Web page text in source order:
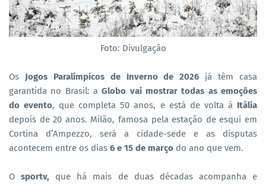
Foto: Divulgação
Os Jogos Paralímpicos de Inverno de 2026 já têm casa
garantida no Brasil: aGlobo vai mostrar todas as emoções
do evento, que completa 50 anos, e está de volta à Itália
depois de 20 anos. Milão, famosa pela estação de esqui em
Cortina d’Ampezzo, será a cidade-sede e as disputas
acontecem entre os dias 6 e 15 de março do ano que vem.
Osportv, que há mais de duas décadas acompanha e